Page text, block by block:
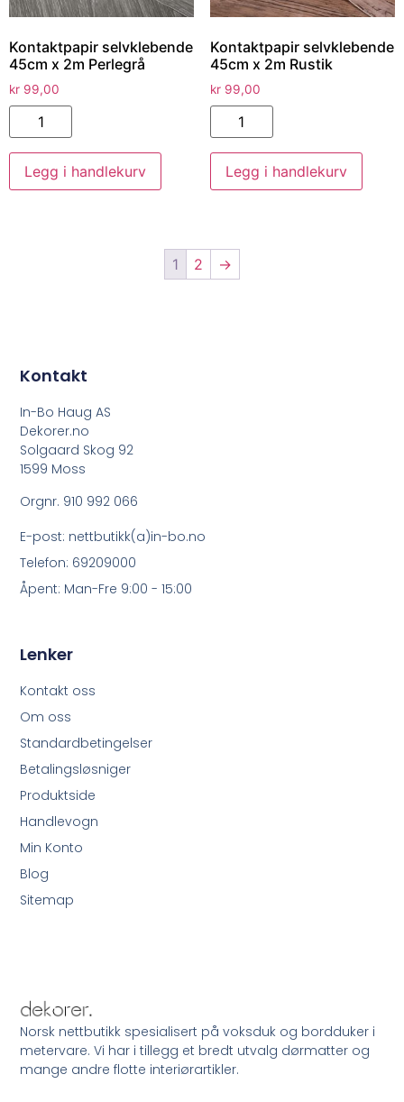
Kontaktpapir selvklebende
45cm x 2m Perlegrå
kr 99,00
Legg i handlekurv
Kontaktpapir selvklebende
45cm x 2m Rustik
kr99,00
Legg i handlekurv
1 2 →
Norsk nettbutikk spesialisert på voksduk og bordduker i
metervare. Vi har i tillegg et bredt utvalg dørmatter og
mange andre flotte interiørartikler.
Lenker
Kontakt oss
Om oss
Standardbetingelser
Betalingsløsniger
Produktside
Handlevogn
Min Konto
Blog
Sitemap
Kontakt
In-Bo Haug AS
Dekorer.no
Solgaard Skog 92
1599 Moss
Orgnr. 910 992 066
E-post: nettbutikk(a)in-bo.no
Telefon: 69209000
Åpent: Man-Fre 9:00 - 15:00